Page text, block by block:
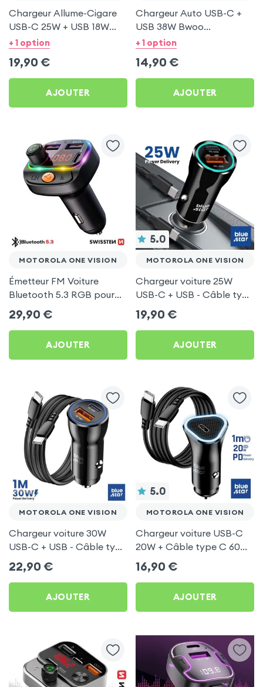
Chargeur Allume-Cigare
USB-C 25W + USB 18W
Bwoo pour Motorola One
+ 1 option
19,90 €
AJOUTER
Chargeur Auto USB-C +
USB 38W Bwoo
Transparent pour
+ 1 option
14,90 €
AJOUTER
MOTOROLA ONE VISION
Émetteur FM Voiture
Bluetooth 5.3 RGB pour
Motorola One Vision
29,90 €
AJOUTER
5.0
MOTOROLA ONE VISION
Chargeur voiture 25W
USB-C + USB - Câble type
C 60W Blue Star pour
Motorola One Vision
19,90 €
AJOUTER
MOTOROLA ONE VISION
Chargeur voiture 30W
USB-C + USB - Câble type
C 60W Blue Star pour
Motorola One Vision
22,90 €
AJOUTER
5.0
MOTOROLA ONE VISION
Chargeur voiture USB-C
20W + Câble type C 60W
Blue Star pour Motorola
One Vision
16,90 €
AJOUTER